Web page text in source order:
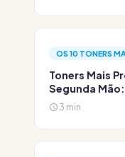
OS 10 TONERS
Toners Mais
Segunda
3 min